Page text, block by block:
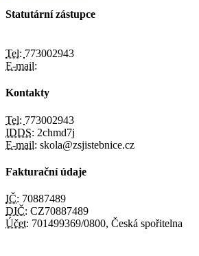
Statutární zástupce
Tel: 773002943
E-mail:
Kontakty
Tel: 773002943
IDDS: 2chmd7j
E-mail: skola@zsjistebnice.cz
Fakturační údaje
IČ: 70887489
DIČ: CZ70887489
Účet: 701499369/0800, Česká spořitelna